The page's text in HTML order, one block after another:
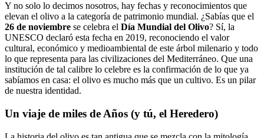
Y no solo lo decimos nosotros, hay fechas y reconocimientos que
elevan el olivo a la categoría de patrimonio mundial. ¿Sabías que el
26 de noviembre se celebra el Día Mundial del Olivo? Sí, la
UNESCO declaró esta fecha en 2019, reconociendo el valor
cultural, económico y medioambiental de este árbol milenario y todo
lo que representa para las civilizaciones del Mediterráneo. Que una
institución de tal calibre lo celebre es la confirmación de lo que ya
sabíamos en casa: el olivo es mucho más que un cultivo. Es un pilar
de nuestra identidad.
Un viaje de miles de Años (y tú, el Heredero)